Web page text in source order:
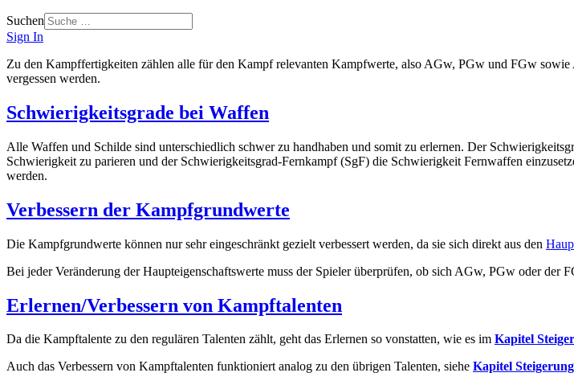
Suchen
Sign In
Zu den Kampffertigkeiten zählen alle für den Kampf relevanten Kampfwerte, also AGw, PGw und FGw
vergessen werden.
Schwierigkeitsgrade bei Waffen
Alle Waffen und Schilde sind unterschiedlich schwer zu handhaben und somit zu erlernen. Der
Schwierigkeit zu parieren und der Schwierigkeitsgrad-Fernkampf (SgF) die Schwierigkeit Fernwaffen
werden.
Verbessern der Kampfgrundwerte
Die Kampfgrundwerte können nur sehr eingeschränkt gezielt verbessert werden, da sie sich direkt aus den
Bei jeder Veränderung der Haupteigenschaftswerte muss der Spieler überprüfen, ob sich AGw, PGw oder der
Erlernen/Verbessern von Kampftalenten
Da die Kampftalente zu den regulären Talenten zählt, geht das Erlernen so vonstatten, wie es im Kapitel
Auch das Verbessern von Kampftalenten funktioniert analog zu den übrigen Talenten, siehe Kapitel